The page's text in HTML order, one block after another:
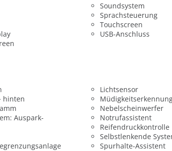
Soundsystem
Sprachsteuerung
Touchscreen
USB-Anschluss
hinten
Auspark-
Lichtsensor
Nebelscheinwerfer
Notrufassistent
Reifendruckkontrolle
Selbstlenkende
Spurhalte-Assistent